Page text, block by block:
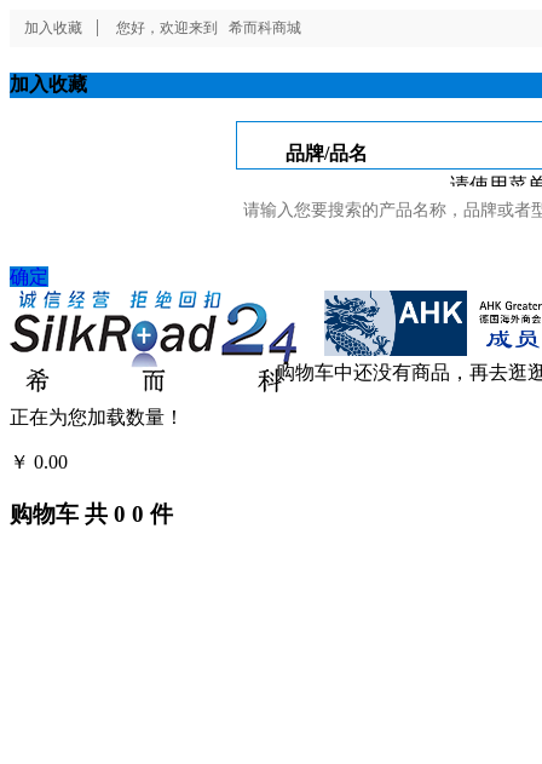
加入收藏 您好，欢迎来到 希而科商城
加入收藏
请使用菜
确定
购物车中还没有商品，再去逛
正在为您加载数量！
￥ 0.00
购物车 共 0 0 件
品牌/品名